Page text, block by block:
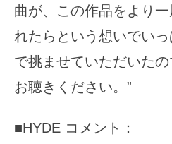
曲が、この作品をより
れたらという想いでい
で挑ませていただいた
お聴きください。”
■HYDE コメント：